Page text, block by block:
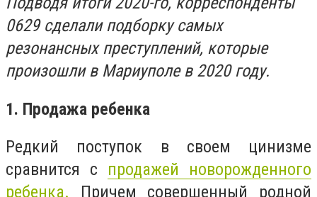
0629 сделали подборку самых
резонансных преступлений, которые
произошли в Мариуполе в 2020 году.
1. Продажа ребенка
Редкий поступок в своем цинизме
сравнится с продажей новорожденного
ребенка. Причем совершенный родной